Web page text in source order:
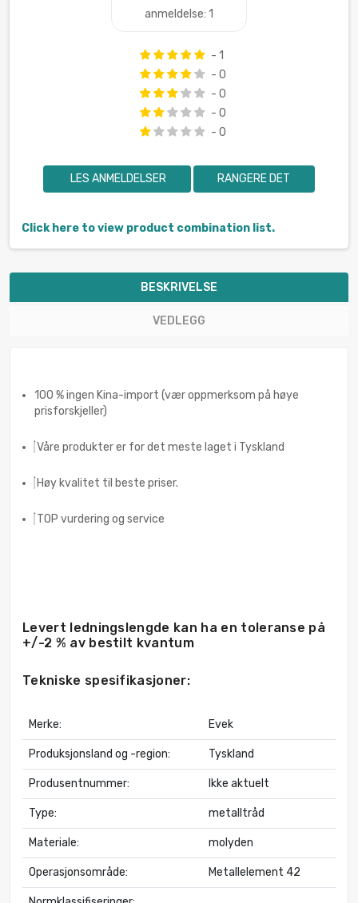
anmeldelse: 1
- 1
- 0
- 0
- 0
- 0
LES ANMELDELSER RANGERE DET
Click here to view product combination list.
BESKRIVELSE
VEDLEGG
100 % ingen Kina-import (vær oppmerksom på høye
prisforskjeller)
Våre produkter er for det meste laget i Tyskland
Høy kvalitet til beste priser.
TOP vurdering og service
Levert ledningslengde kan ha en toleranse på
+/-2 % av bestilt kvantum
Tekniske spesifikasjoner:
Merke: Evek
Produksjonsland og -region: Tyskland
Produsentnummer: Ikke aktuelt
Type: metalltråd
Materiale: molyden
Operasjonsområde: Metallelement 42